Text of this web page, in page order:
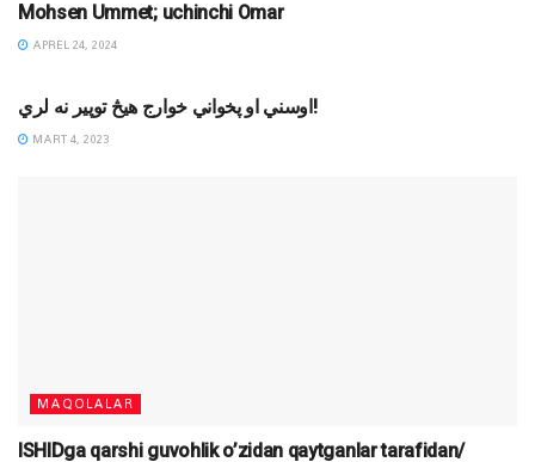
Mohsen Ummet; uchinchi Omar
APREL 24, 2024
اوسني او پخواني خوارج هیڅ توپیر نه لري!
MART 4, 2023
MAQOLALAR
ISHIDga qarshi guvohlik o’zidan qaytganlar tarafidan/